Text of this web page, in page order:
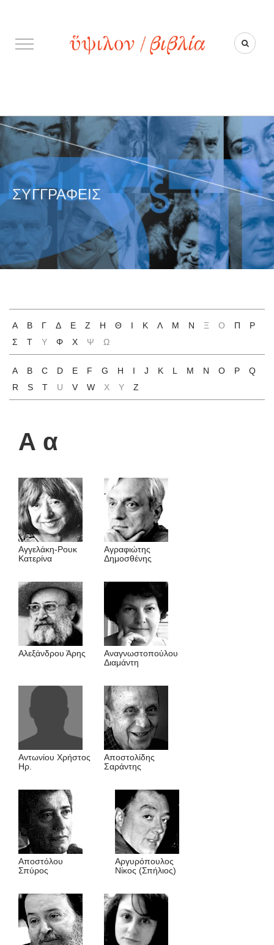
ΣΥΓΓΡΑΦΕΊΣ
Α Β Γ Δ Ε Ζ Η Θ Ι Κ Λ Μ Ν Ξ Ο Π
Ρ
Σ
Τ Υ Φ Χ Ψ Ω
A B C D E F G H I J K L M N O P
Q
R
S T U V W X Y Z
Α α
Αγγελάκη-Pουκ
Kατερίνα
Αγραφιώτης
Δημοσθένης
Αλεξάνδρου Άρης
Αναγνωστοπούλου
Διαμάντη
Αντωνίου Χρήστος
Ηρ.
Αποστολίδης
Σαράντης
Αποστόλου
Σπύρος
Αργυρόπουλος
Νίκος (Σπήλιος)